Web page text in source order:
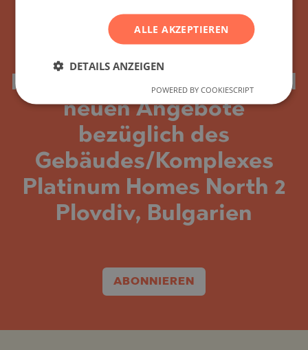
Abonnieren Sie alle
Neuigkeiten, Updates und
neuen Angebote
bezüglich des
Gebäudes/Komplexes
Platinum Homes North 2
Plovdiv, Bulgarien
ABONNIEREN
ALLE AKZEPTIEREN
DETAILS ANZEIGEN
POWERED BY COOKIESCRIPT